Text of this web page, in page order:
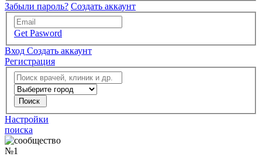
Забыли пароль? Создать аккаунт
Get Pasword
Вход Создать аккаунт
Регистрация
Настройки
поиска
№1